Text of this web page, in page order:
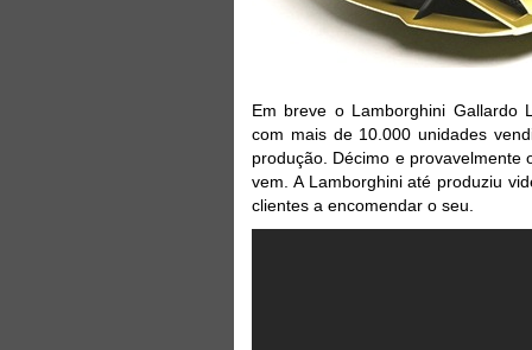
Em breve o Lamborghini Gallardo
com mais de 10.000 unidades
produção. Décimo e
vem. A Lamborghini até produziu
clientes a encomendar o seu.